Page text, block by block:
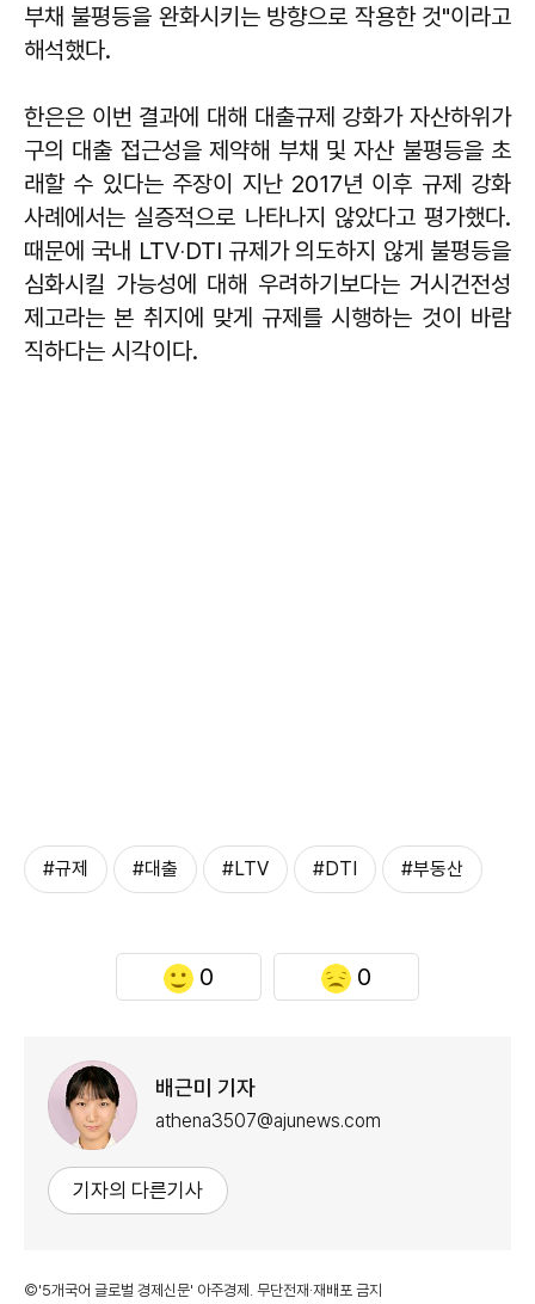
부채 불평등을 완화시키는 방향으로 작용한 것"이라고
해석했다.
한은은 이번 결과에 대해 대출규제 강화가 자산하위가
구의 대출 접근성을 제약해 부채 및 자산 불평등을 초
래할 수 있다는 주장이 지난 2017년 이후 규제 강화
사례에서는 실증적으로 나타나지 않았다고 평가했다.
때문에 국내 LTV‧DTI 규제가 의도하지 않게 불평등을
심화시킬 가능성에 대해 우려하기보다는 거시건전성
제고라는 본 취지에 맞게 규제를 시행하는 것이 바람
직하다는 시각이다.
#규제 #대출 #LTV #DTI #부동산
0 0
배근미 기자
athena3507@ajunews.com
기자의 다른기사
©'5개국어 글로벌 경제신문' 아주경제. 무단전재·재배포 금지